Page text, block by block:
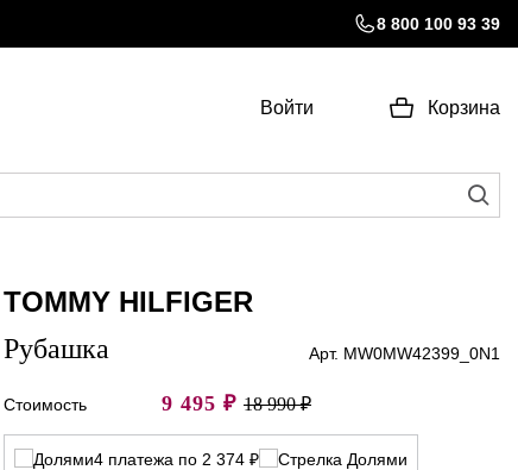
8 800 100 93 39
Войти Корзина
TOMMY HILFIGER
Рубашка Арт. MW0MW42399_0N1
Стоимость 9 495 ₽ 18 990 ₽
4 платежа по 2 374 ₽